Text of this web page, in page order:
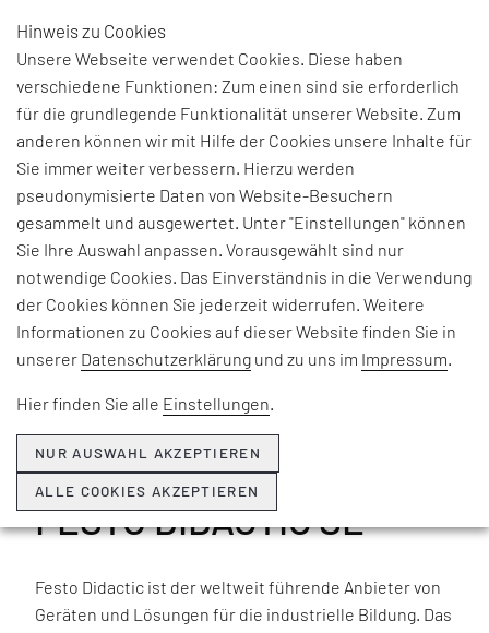
FESTO DIDACTIC SE
Festo Didactic ist der weltweit führende Anbieter von
Geräten und Lösungen für die industrielle Bildung. Das
Hinweis zu Cookies
Unsere Webseite verwendet Cookies. Diese haben
verschiedene Funktionen: Zum einen sind sie erforderlich
für die grundlegende Funktionalität unserer Website. Zum
anderen können wir mit Hilfe der Cookies unsere Inhalte für
Sie immer weiter verbessern. Hierzu werden
pseudonymisierte Daten von Website-Besuchern
gesammelt und ausgewertet. Unter "Einstellungen" können
Sie Ihre Auswahl anpassen. Vorausgewählt sind nur
notwendige Cookies. Das Einverständnis in die Verwendung
der Cookies können Sie jederzeit widerrufen. Weitere
Informationen zu Cookies auf dieser Website finden Sie in
unserer Datenschutzerklärung und zu uns im Impressum.
Hier finden Sie alle Einstellungen.
NUR AUSWAHL AKZEPTIEREN
ALLE COOKIES AKZEPTIEREN